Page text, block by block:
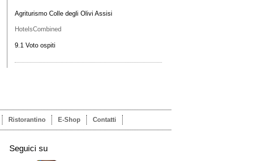
Agriturismo Colle degli Olivi Assisi
HotelsCombined
9.1 Voto ospiti
Ristorantino E-Shop
Contatti
Seguici su